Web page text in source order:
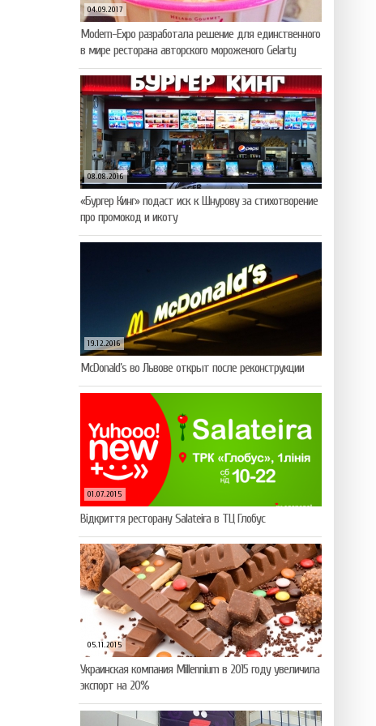
04.09.2017
Modern-Expo разработала решение для единственного
в мире ресторана авторского мороженого Gelarty
08.08.2016
«Бургер Кинг» подаст иск к Шнурову за стихотворение
про промокод и икоту
19.12.2016
McDonald’s во Львове открыт после реконструкции
01.07.2015
Відкриття ресторану Salateirа в ТЦ Глобус
05.11.2015
Украинская компания Millennium в 2015 году увеличила
экспорт на 20%